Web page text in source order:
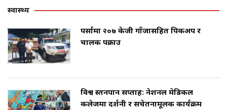
स्वास्थ्य
पर्सामा २०७ केजी गाँजासहित पिकअप र
चालक पक्राउ
विश्व स्तनपान सप्ताह: नेशनल मेडिकल
कलेजमा प्रदर्शनी र सचेतनामूलक कार्यक्रम